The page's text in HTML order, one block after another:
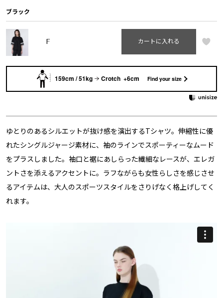
ブラック
F カートに入れる
159cm / 51kg Crotch +6cm Find your size
ゆとりのあるシルエットが抜け感を演出するTシャツ。伸縮性に優
れたシングルジャージ素材に、袖のラインでスポーティーなムード
をプラスしました。袖口と裾にあしらった繊細なレースが、エレガ
ントさを添えるアクセントに。ラフながらも女性らしさを感じさせ
るアイテムは、大人のスポーツスタイルをさりげなく格上げしてく
れます。